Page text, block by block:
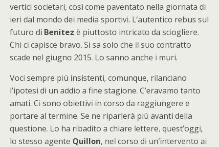
vertici societari, così come paventato nella giornata di
ieri dal mondo dei media sportivi. L’autentico rebus sul
futuro di Benitez è piuttosto intricato da sciogliere.
Chi ci capisce bravo. Si sa solo che il suo contratto
scade nel giugno 2015. Lo sanno anche i muri.
Voci sempre più insistenti, comunque, rilanciano
l’ipotesi di un addio a fine stagione. C’eravamo tanto
amati. Ci sono obiettivi in corso da raggiungere e
portare al termine. Se ne riparlerà più avanti della
questione. Lo ha ribadito a chiare lettere, quest’oggi,
lo stesso agente Quillon, nel corso di un’intervento ai